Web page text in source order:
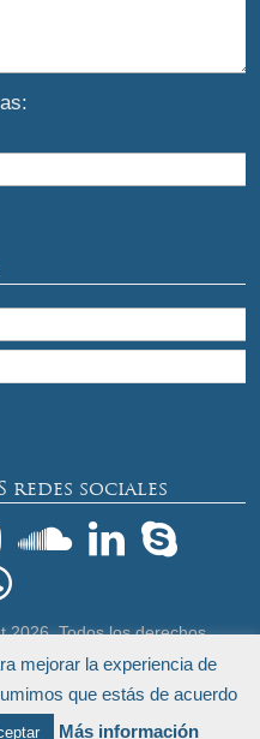
redes sociales
2026. Todos los derechos
de Privacidad
mejorar la experiencia de
que estás de acuerdo
Más información